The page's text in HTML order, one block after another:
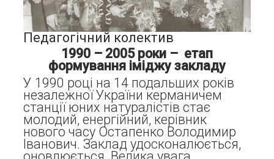
Педагогічний колектив
1990 – 2005 роки – етап
формування іміджу закладу
У 1990 році на 14 подальших років
незалежної України керманичем
станції юних натуралістів стає
молодий, енергійний, керівник
нового часу Остапенко Володимир
Іванович. Заклад удосконалюється,